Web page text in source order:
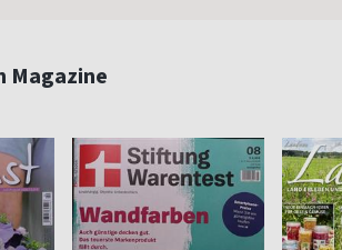
Magazine